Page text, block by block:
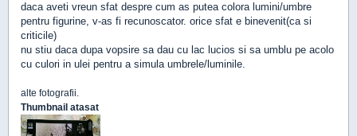
daca aveti vreun sfat despre cum as putea colora lumini/umbre
pentru figurine, v-as fi recunoscator. orice sfat e binevenit(ca si
criticile)
nu stiu daca dupa vopsire sa dau cu lac lucios si sa umblu pe acolo
cu culori in ulei pentru a simula umbrele/luminile.
alte fotografii.
Thumbnail atasat